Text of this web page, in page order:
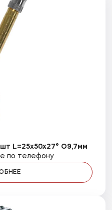
L=25x50x27° O9,7мм
по телефону